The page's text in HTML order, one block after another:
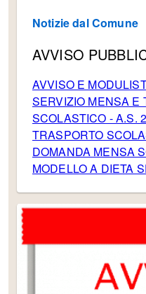
Notizie dal Comune
AVVISO
AVVISO E
SERVIZIO MENSA E
SCOLASTICO - A.S.
TRASPORTO
DOMANDA MENSA
MODELLO A DIETA